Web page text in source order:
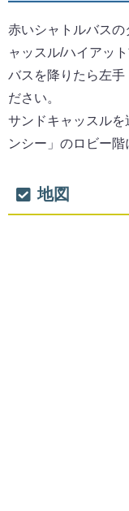
赤いシャトルバス
ャッスル/ハイアット
バスを降りたら左手
ださい。
サンドキャッスルを
ンシー」のロビー階
地図